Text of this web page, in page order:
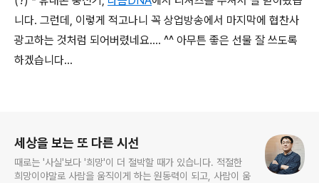
니다. 그런데, 이렇게 적고나니 꼭 상업방송에서 마지막에 협찬사
광고하는 것처럼 되어버렸네요.... ^^ 아무튼 좋은 선물 잘 쓰도록
하겠습니다...
세상을 보는 또 다른 시선
때로는 '사실'보다 '희망'이 더 절박할 때가 있습니다. 적절한
희망이야말로 사람을 움직이게 하는 원동력이 되고, 사람이 움